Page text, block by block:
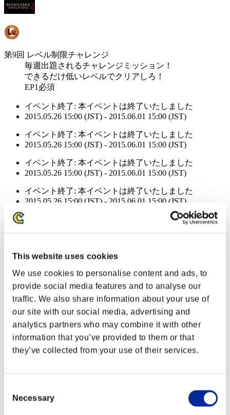
This website uses cookies
We use cookies to personalise content and ads, to
provide social media features and to analyse our
traffic. We also share information about your use of
our site with our social media, advertising and
analytics partners who may combine it with other
information that you’ve provided to them or that
they’ve collected from your use of their services.
Selection
Necessary
第9回 レベル制限チャレンジ
毎週出題されるチャレンジミッション！
できるだけ低いレベルでクリアしろ！
EP1必須
イベント終了: 本イベントは終了いたしました
2015.05.26 15:00 (JST) - 2015.06.01 15:00 (JST)
イベント終了: 本イベントは終了いたしました
2015.05.26 15:00 (JST) - 2015.06.01 15:00 (JST)
イベント終了: 本イベントは終了いたしました
2015.05.26 15:00 (JST) - 2015.06.01 15:00 (JST)
イベント終了: 本イベントは終了いたしました
2015.05.26 15:00 (JST) - 2015.06.01 15:00 (JST)
本イベントは終了いたしました
イベント報酬: 共通
達成報酬
クリアレベル 40以下
ソウルイーター
Lv.2
クリアレベル 30以下
漏電
クリアレベル 25以下